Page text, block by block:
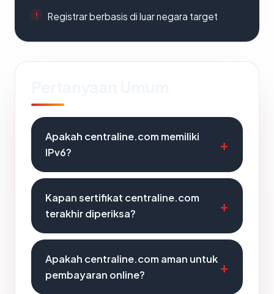
Registrar berbasis di luar negara target
Apakah centraline.com memiliki
IPv6?
Kapan sertifikat centraline.com
terakhir diperiksa?
Apakah centraline.com aman untuk
pembayaran online?